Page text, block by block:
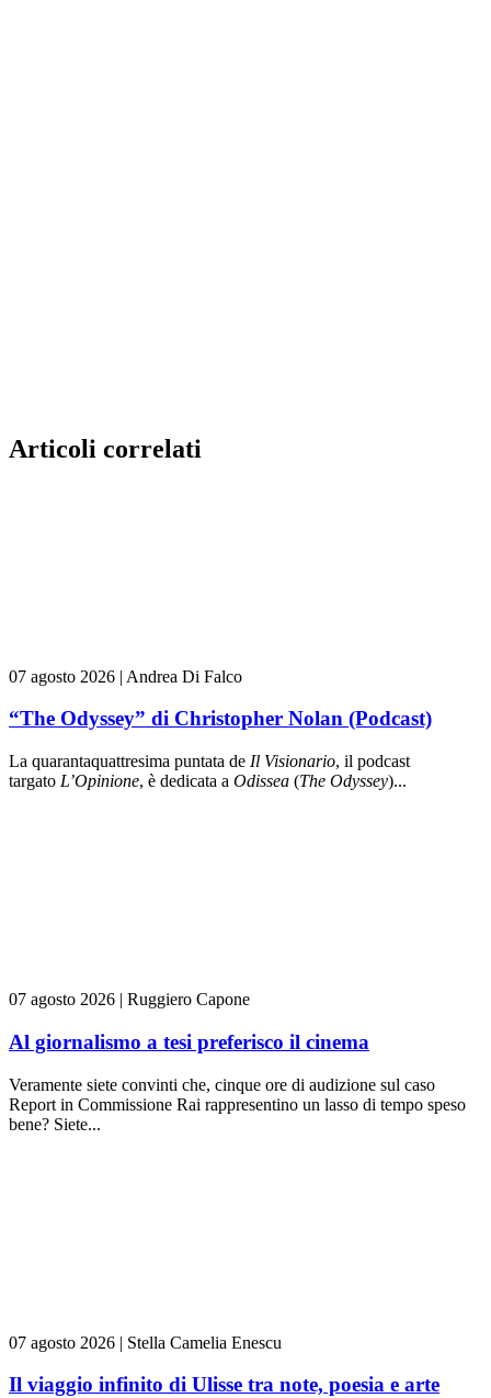
Articoli correlati
07 agosto 2026 | Andrea Di Falco
“The Odyssey” di Christopher Nolan (Podcast)
La quarantaquattresima puntata de Il Visionario, il podcast
targato L’Opinione, è dedicata a Odissea (The Odyssey)...
07 agosto 2026 | Ruggiero Capone
Al giornalismo a tesi preferisco il cinema
Veramente siete convinti che, cinque ore di audizione sul caso
Report in Commissione Rai rappresentino un lasso di tempo speso
bene? Siete...
07 agosto 2026 | Stella Camelia Enescu
Il viaggio infinito di Ulisse tra note, poesia e arte